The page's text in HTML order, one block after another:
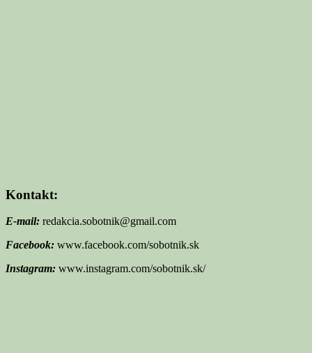
Kontakt:
E-mail: redakcia.sobotnik@gmail.com
Facebook: www.facebook.com/sobotnik.sk
Instagram: www.instagram.com/sobotnik.sk/